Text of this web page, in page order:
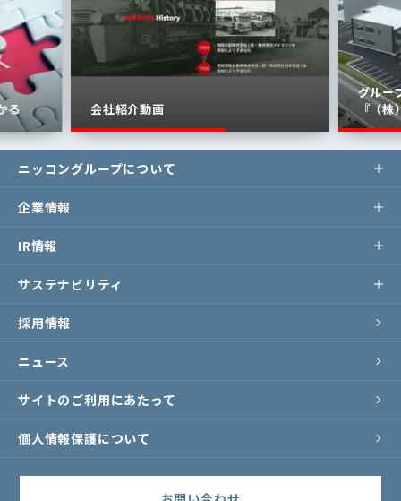
会社紹介動画
グルー
『（株
ニッコングループについて
企業情報
IR情報
サステナビリティ
採用情報
ニュース
サイトのご利用にあたって
個人情報保護について